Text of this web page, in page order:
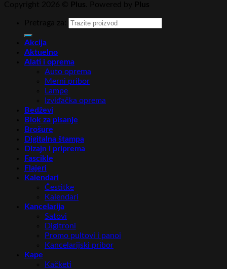
Akcija
Aktuelno
Alati i oprema
Auto oprema
Merni pribor
Lampe
Izviđačka oprema
Bedževi
Blok za pisanje
Brošure
Digitalna štampa
Dizajn i priprema
Fascikle
Flajeri
Kalendari
Čestitke
Kalendari
Kancelarija
Satovi
Digitroni
Promo pultovi i panoi
Kancelarijski pribor
Kape
Kačketi